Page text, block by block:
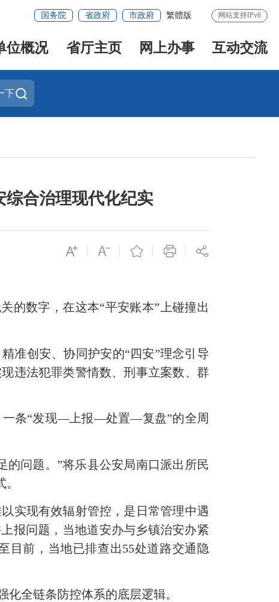
国务院 省政府 市政府 繁體版 网站支持IPv6
位概况 省厅主页 网上办事 互动交流
下
合治理现代化纪实
的数字，在这本“平安账本”上碰撞出
准创安、协同护安的“四安”理念引导
违法犯罪类警情数、刑事立案数、群
条“发现—上报—处置—复盘”的全周
的问题。”将乐县公安局南口派出所民
实现有效辐射管控，是日常管理中遇
报问题，当地道安办与乡镇治安办紧
目前，当地已排查出55处道路交通隐
全链条防控体系的底层逻辑。